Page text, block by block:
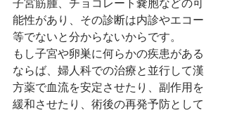
子宮筋腫、チョコレート嚢胞などの可
能性があり、その診断は内診やエコー
等でないと分からないからです。
もし子宮や卵巣に何らかの疾患がある
ならば、婦人科での治療と並行して漢
方薬で血流を安定させたり、副作用を
緩和させたり、術後の再発予防として